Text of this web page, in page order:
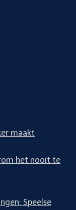
maakt
het nooit te
Speelse